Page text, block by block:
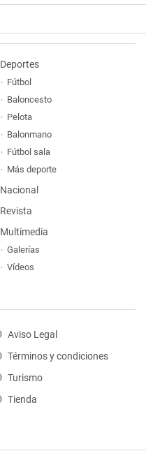
Deportes
Fútbol
Baloncesto
Pelota
Balonmano
Fútbol sala
Más deporte
Nacional
Revista
Multimedia
Galerías
Vídeos
Aviso Legal
Términos y condiciones
Turismo
Tienda